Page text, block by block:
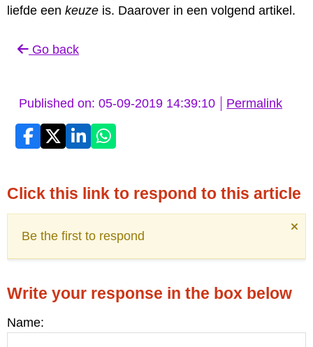
liefde een keuze is. Daarover in een volgend artikel.
Go back
Published on: 05-09-2019 14:39:10 Permalink
Click this link to respond to this article
Be the first to respond
Write your response in the box below
Name: